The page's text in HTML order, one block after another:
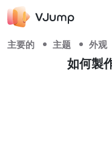
主要的 主题 外观
如何製